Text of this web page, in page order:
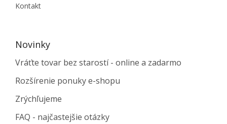
Kontakt
Novinky
Vráťte tovar bez starostí - online a zadarmo
Rozšírenie ponuky e-shopu
Zrýchľujeme
FAQ - najčastejšie otázky